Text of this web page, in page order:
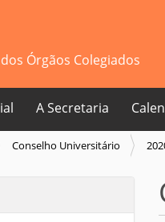
Órgãos Colegiados
A Secretaria
Conselho Universitário